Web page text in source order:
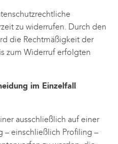
zu widerrufen. Durch den
die Rechtmäßigkeit der
zum Widerruf erfolgten
im Einzelfall
ausschließlich auf einer
– einschließlich Profiling –